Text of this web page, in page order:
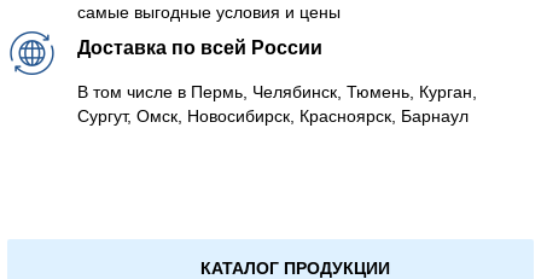
самые выгодные условия и цены
Доставка по всей России
В том числе в Пермь, Челябинск, Тюмень, Курган,
Сургут, Омск, Новосибирск, Красноярск, Барнаул
КАТАЛОГ ПРОДУКЦИИ